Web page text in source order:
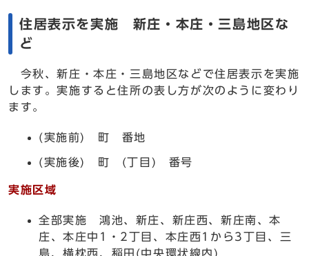
住居表示を実施 新庄・本庄・三島地区な
ど
今秋、新庄・本庄・三島地区などで住居表示を実施
します。実施すると住所の表し方が次のように変わり
ます。
(実施前) 町 番地
(実施後) 町 (丁目) 番号
実施区域
全部実施 鴻池、新庄、新庄西、新庄南、本
庄、本庄中1・2丁目、本庄西1から3丁目、三
島、横枕西、稲田(中央環状線内)